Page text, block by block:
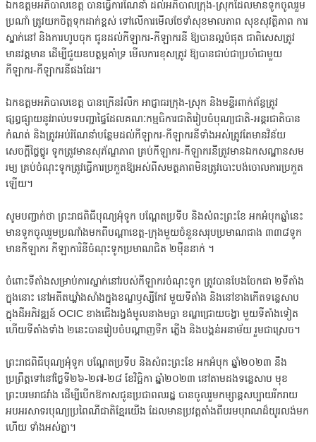
ឯកឧត្ដមអភិបាលខេត្ត បានធ្វើការណែនាំ ដល់អភិបាលក្រុង-ស្រុកដែលមានទូកចូលរួម
ប្រណាំ ត្រូវយកចិត្តទុកដាក់ខ្ពស់ ទៅលើការមើលថែទាំសុខមាលភាព សុខសុវត្ថិភាព ការ
ស្នាក់នៅ និងការហូបចុក ជូនដល់កីឡាករ-កីឡាករនី ឱ្យបានល្អបំផុត ជាពិសេសត្រូវ
មានវត្តមាន ដើម្បីជួយឧបត្ថម្ភគាំទ្រ មើលការខុសត្រូវ ឱ្យបានជាប់ជាប្រចាំជាមួយ
កីឡាករ-កីឡាករនីផងដែរ។
ឯកឧត្ដមអភិបាលខេត្ត បានក្រើនរំលឹក អាជ្ញាធរក្រុង-ស្រុក និងមន្ទីរពាក់ព័ន្ធត្រូវ
ផ្សព្វផ្សាយនូវរាល់បទបញ្ជាផ្ទៃដែលគណៈកម្មធិការជាតិរៀបចំបុណ្យជាតិ-អន្តរជាតិបាន
កំណត់ និងត្រូវអប់រំណែនាំបន្ថែមដល់កីឡាករ-កីឡាករនីទាំងអស់ត្រូវតែមានវិន័យ
សេចក្ដីថ្លៃថ្លូរ ទូកត្រូវមានសុភ័ណ្ឌភាព គ្រប់កីឡាករ-កីឡាករនីត្រូវមានឯកសណ្ឋានសម
រម្យ គ្រប់ចំណុះទូកត្រូវធ្វើការប្រកួតឱ្យអស់ពីសមត្ថភាពមិនត្រូវបោះបង់ចោលការប្រកួត
ឡើយ។
សូមបញ្ជាក់ថា ព្រះរាជពិធីបុណ្យអុំទូក បណ្តែតប្រទីប និងសំពះព្រះខែ អកអំបុកឆ្នាំនេះ
មានទូកចូលរួមប្រណាំងមកពីបណ្ដាខេត្ត-ក្រុងមួយចំនួនសរុបប្រមាណជាង ៣៣៨ទូក
មានកីឡាករ កីឡាការិនីចំណុះទូកប្រមាណជិត ២ម៉ឺននាក់ ។
ចំពោះទីតាំងសម្រាប់ការស្នាក់នៅរបស់កីឡាករចំណុះទូក ត្រូវបានបែងចែកជា ២ទីតាំង
ក្នុងនោះ នៅអតីតឃ្លាំងសាំងក្នុងខណ្ឌឫស្សីកែវ មួយទីតាំង និងនៅខាងកើតទន្លេសាប
ក្នុងដីអភិវឌ្ឍន៍ OCIC ខាងជើងរង្វង់មូលនាងមច្ឆា ខណ្ឌជ្រោយចង្វា មួយទីតាំងទៀត
ហើយទីតាំងទាំង ២នេះបានរៀបចំបណ្តាញទឹក ភ្លើង និងបង្គន់អនាម័យ រួមជាស្រេច។
ព្រះរាជពិធីបុណ្យអុំទូក បណ្តែតប្រទីប និងសំពះព្រះខែ អកអំបុក ឆ្នាំ២០២៣ នឹង
ប្រព្រឹត្តទៅនៅថ្ងៃទី២៦-២៧-២៨ ខែវិច្ឆិកា ឆ្នាំ២០២៣ នៅតាមដងទន្លេសាប មុខ
ព្រះបរមរាជវាំង ដើម្បីបើកឱកាសជូនប្រជាពលរដ្ឋ បានចូលរួមកម្សាន្តសប្បាយរីករាយ
អបអរសាទរបុណ្យប្រពៃណីជាតិខ្មែរយើង ដែលមានប្រវត្តតាំងពីបរមបុរាណដ៏យូរលង់មក
ហើយ ទាំងអស់គ្នា។